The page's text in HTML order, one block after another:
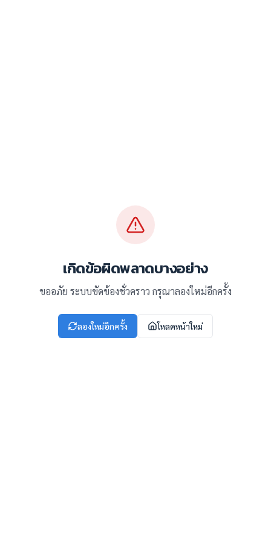
เกิดข้อผิดพลาดบางอย่าง
ขออภัย ระบบขัดข้องชั่วคราว กรุณาลองใหม่อีกครั้ง
ลองใหม่อีกครั้ง โหลดหน้าใหม่